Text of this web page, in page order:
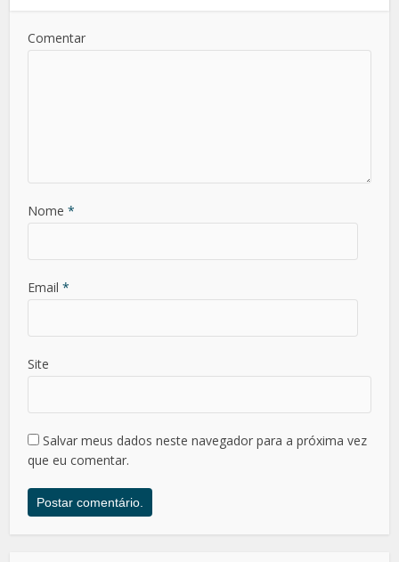
Comentar
Nome *
Email *
Site
Salvar meus dados neste navegador para a próxima vez
que eu comentar.